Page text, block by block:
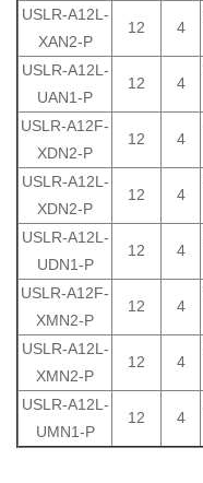
USLR-A12L-
XAN2-P
12 4
USLR-A12L-
UAN1-P
12 4
USLR-A12F-
XDN2-P
12 4
USLR-A12L-
XDN2-P
12 4
USLR-A12L-
UDN1-P
12 4
USLR-A12F-
XMN2-P
12 4
USLR-A12L-
XMN2-P
12 4
USLR-A12L-
UMN1-P
12 4